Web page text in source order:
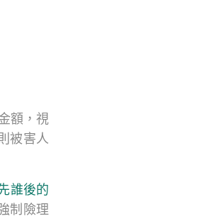
額，視
被害人
誰後的
制險理